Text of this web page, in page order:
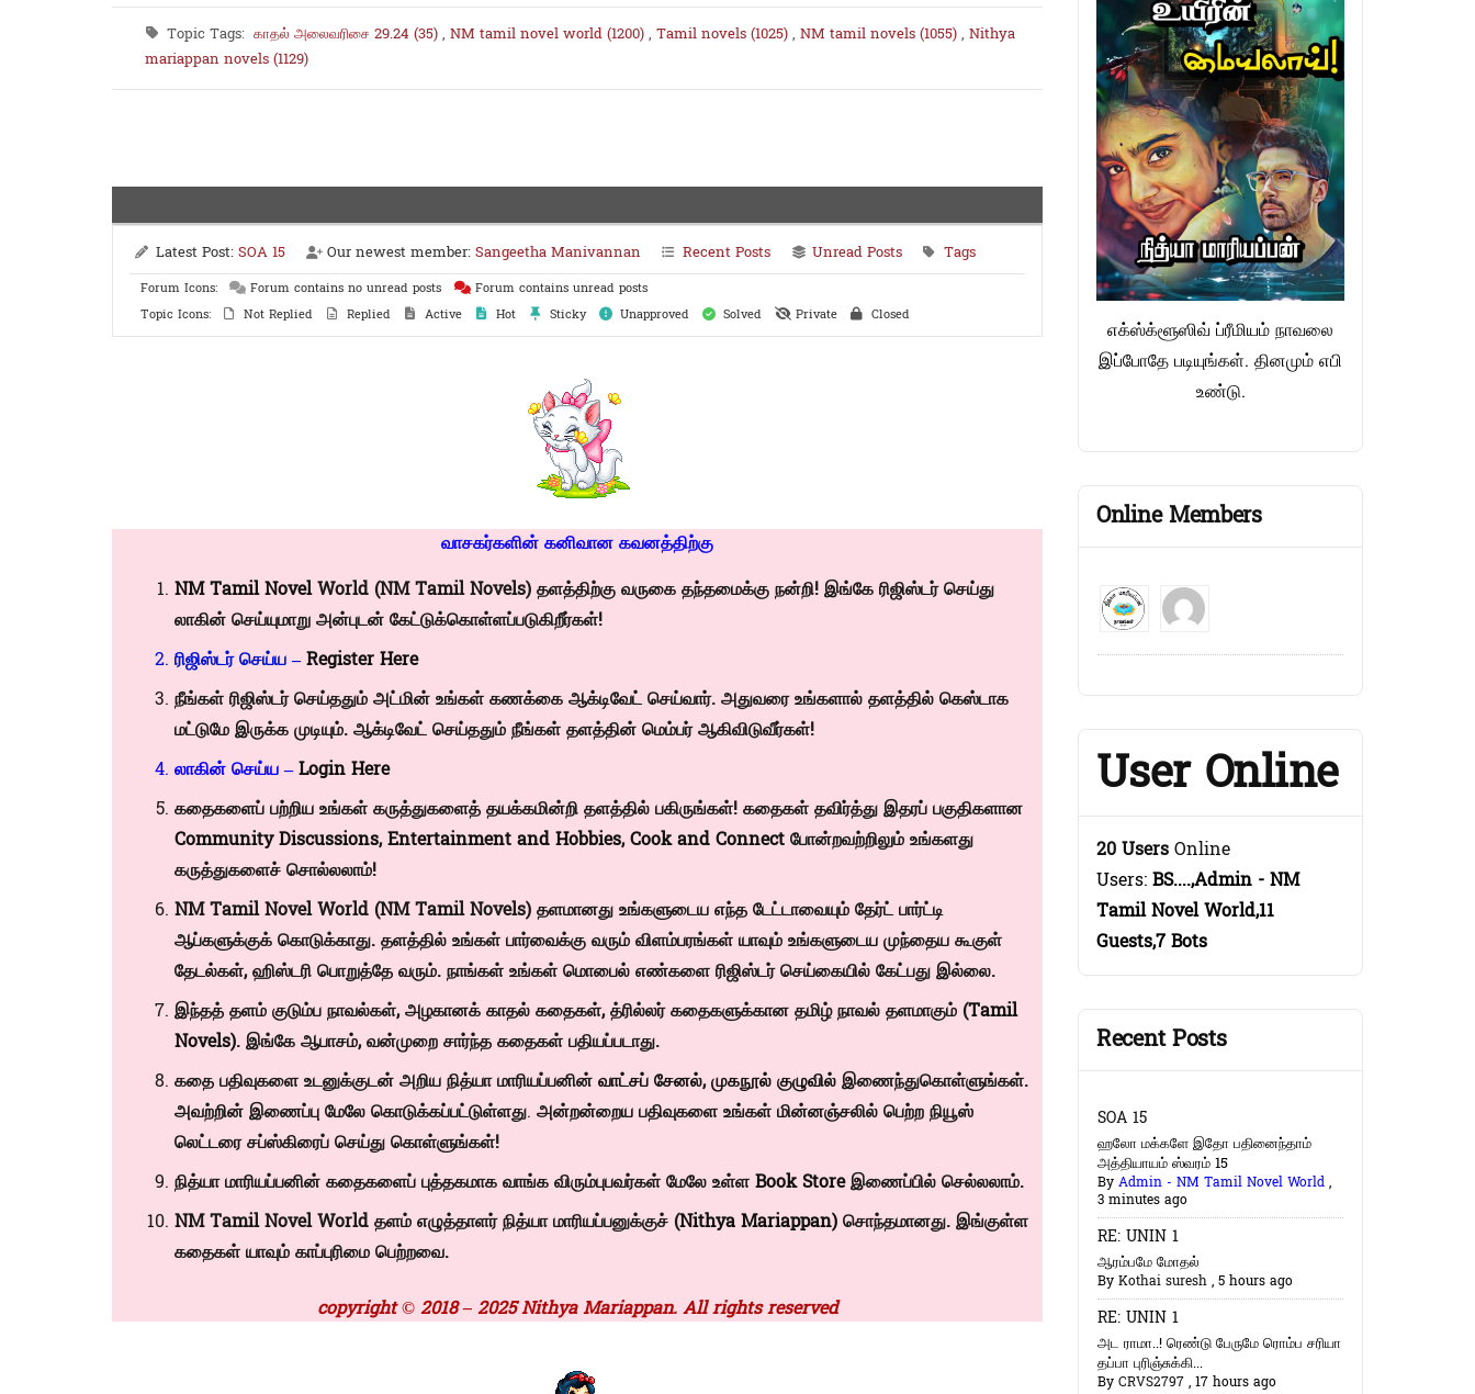
Topic Tags:காதல் அலைவரிசை 29.24 (35), NM tamil novel world (1200), Tamil novels (1025), NM tamil novels (1055), Nithya
mariappan novels (1129)
Latest Post:SOA 15 Our newest member:Sangeetha Manivannan Recent Posts Unread Posts Tags
Forum Icons: Forum contains no unread posts
Forum contains unread posts
Topic Icons:
Not Replied Replied Active Hot Sticky Unapproved Solved Private Closed
வாசகர்களின் கனிவான கவனத்திற்கு
NM Tamil NovelWorld (NM Tamil Novels) தளத்திற்கு வருகை தந்தமைக்கு நன்றி! இங்கே ரிஜிஸ்டர் செய்து
லாகின் செய்யுமாறு அன்புடன் கேட்டுக்கொள்ளப்படுகிறீர்கள்!
ரிஜிஸ்டர் செய்ய –Register Here
நீங்கள் ரிஜிஸ்டர் செய்ததும் அட்மின் உங்கள் கணக்கை ஆக்டிவேட் செய்வார். அதுவரை உங்களால் தளத்தில் கெஸ்டாக
மட்டுமே இருக்க முடியும். ஆக்டிவேட் செய்ததும் நீங்கள் தளத்தின் மெம்பர் ஆகிவிடுவீர்கள்!
லாகின் செய்ய –Login Here
கதைகளைப் பற்றிய உங்கள் கருத்துகளைத் தயக்கமின்றி தளத்தில் பகிருங்கள்! கதைகள் தவிர்த்து இதரப் பகுதிகளான
Community Discussions,Entertainment and Hobbies,Cook and Connectபோன்றவற்றிலும் உங்களது
கருத்துகளைச் சொல்லலாம்!
NM Tamil Novel World (NM Tamil Novels) தளமானது உங்களுடைய எந்த டேட்டாவையும் தேர்ட் பார்ட்டி
ஆப்களுக்குக் கொடுக்காது. தளத்தில் உங்கள் பார்வைக்கு வரும் விளம்பரங்கள் யாவும் உங்களுடைய முந்தைய கூகுள்
தேடல்கள், ஹிஸ்டரி பொறுத்தே வரும். நாங்கள் உங்கள் மொபைல் எண்களை ரிஜிஸ்டர் செய்கையில் கேட்பது இல்லை.
இந்தத் தளம் குடும்ப நாவல்கள், அழகானக் காதல் கதைகள், த்ரில்லர் கதைகளுக்கான தமிழ் நாவல் தளமாகும் (Tamil
Novels). இங்கே ஆபாசம், வன்முறை சார்ந்த கதைகள் பதியப்படாது.
கதை பதிவுகளை உடனுக்குடன் அறிய நித்யா மாரியப்பனின்வாட்சப் சேனல்,முகநூல் குழுவில்இணைந்துகொள்ளுங்கள்.
அவற்றின் இணைப்பு மேலே கொடுக்கப்பட்டுள்ளது. அன்றன்றைய பதிவுகளை உங்கள் மின்னஞ்சலில் பெற்ற நியூஸ்
லெட்டரை சப்ஸ்கிரைப் செய்து கொள்ளுங்கள்!
நித்யா மாரியப்பனின் கதைகளைப் புத்தகமாக வாங்க விரும்புபவர்கள் மேலே உள்ளBook Storeஇணைப்பில் செல்லலாம்.
NM Tamil Novel World தளம் எழுத்தாளர் நித்யா மாரியப்பனுக்குச் (Nithya Mariappan)சொந்தமானது. இங்குள்ள
கதைகள் யாவும் காப்புரிமை பெற்றவை.
copyright © 2018 – 2025 Nithya Mariappan. All rights reserved
எக்ஸ்க்ளூஸிவ் ப்ரீமியம் நாவலை
இப்போதே படியுங்கள். தினமும் எபி
உண்டு.
Online Members
User Online
20 UsersOnline
Users:BS....,Admin - NM
Tamil Novel World,11
Guests,7 Bots
Recent Posts
SOA 15
ஹலோ மக்களே இதோ பதினைந்தாம்
அத்தியாயம் ஸ்வரம் 15
ByAdmin - NM Tamil Novel World,
3 minutes ago
RE: UNIN 1
ஆரம்பமே மோதல்
ByKothai suresh,5 hours ago
RE: UNIN 1
அட ராமா..! ரெண்டு பேருமே ரொம்ப சரியா
தப்பா புரிஞ்சுக்கி...
ByCRVS2797,17 hours ago